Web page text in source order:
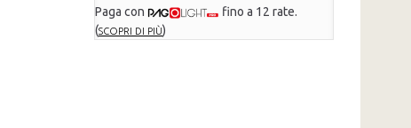
Paga con
fino a 12 rate.
(SCOPRI DI PIÙ)